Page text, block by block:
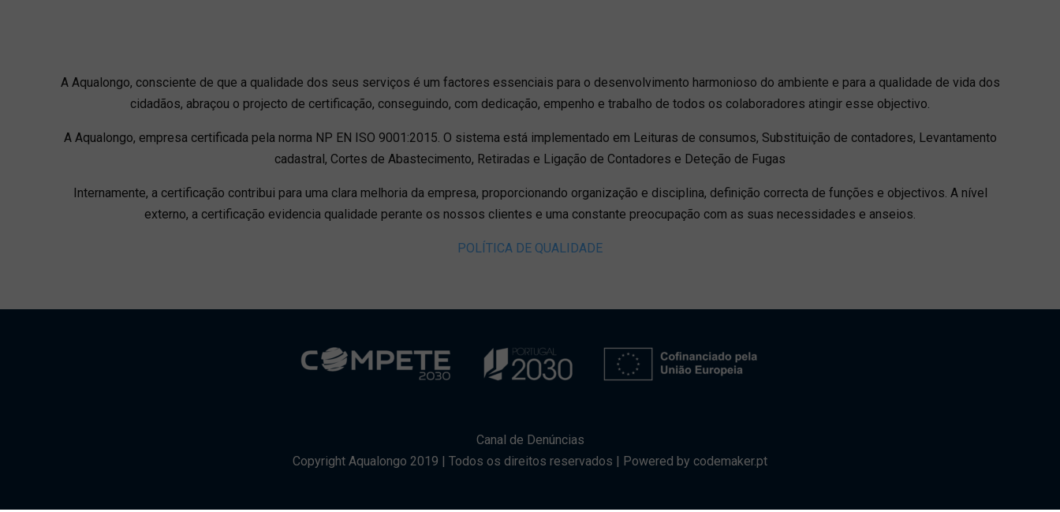
A Aqualongo, consciente de que a qualidade dos seus serviços é um factores essenciais para o desenvolvimento harmonioso do ambiente e para a qualidade de vida dos
cidadãos, abraçou o projecto de certificação, conseguindo, com dedicação, empenho e trabalho de todos os colaboradores atingir esse objectivo.
A Aqualongo, empresa certificada pela norma NP EN ISO 9001:2015. O sistema está implementado em Leituras de consumos, Substituição de contadores, Levantamento
cadastral, Cortes de Abastecimento, Retiradas e Ligação de Contadores e Deteção de Fugas
Internamente, a certificação contribui para uma clara melhoria da empresa, proporcionando organização e disciplina, definição correcta de funções e objectivos. A nível
externo, a certificação evidencia qualidade perante os nossos clientes e uma constante preocupação com as suas necessidades e anseios.
POLÍTICA DE QUALIDADE
Canal de Denúncias
Copyright Aqualongo 2019 | Todos os direitos reservados | Powered by codemaker.pt